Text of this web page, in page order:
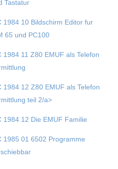
Tastatur
1984 10 Bildschirm Editor fur
65 und PC100
1984 11 Z80 EMUF als Telefon
1984 12 Z80 EMUF als Telefon
teil 2/a>
1984 12 Die EMUF Familie
1985 01 6502 Programme